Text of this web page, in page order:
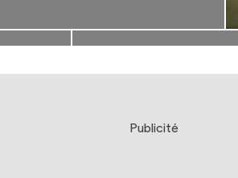
Publicité